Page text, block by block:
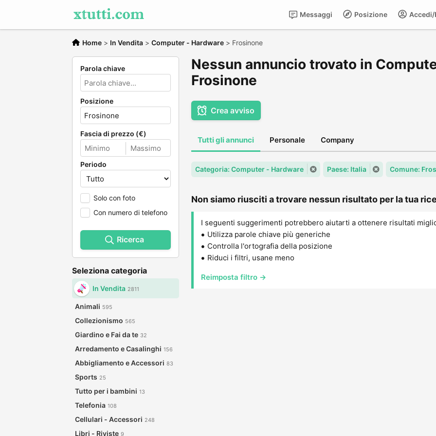
Posizione
Messaggi
Home > In Vendita > Computer - Hardware > Frosinone
Parola chiave
Posizione
Fascia di prezzo (€)
Periodo
Solo con foto
Con numero di telefono
Ricerca
Seleziona categoria
In Vendita 2811
Animali 595
Collezionismo 565
Giardino e Fai da te 32
Arredamento e Casalinghi 156
Abbigliamento e Accessori 83
Sports 25
Tutto per i bambini 13
Telefonia 108
Cellulari - Accessori 248
Libri - Riviste 9
Nessun annuncio trovato in
Frosinone
Crea avviso
Tutti gli annunci Personale Company
Categoria: Computer - Hardware Paese: Italia Comune:
Non siamo riusciti a trovare nessun risultato per la tua
I seguenti suggerimenti potrebbero aiutarti a ottenere risultati
Utilizza parole chiave più generiche
Controlla l'ortografia della posizione
Riduci i filtri, usane meno
Reimposta filtro →